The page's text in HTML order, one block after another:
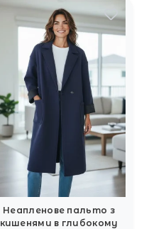
Неапленове пальто з
кишенями в глибокому